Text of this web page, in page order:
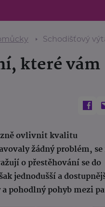
Schodišťový výtah – řešení, které vám vrátí
které vám
ovlivnit kvalitu
žádný problém,
o přestěhování se do
jednodušší a
pohodlný pohyb mezi